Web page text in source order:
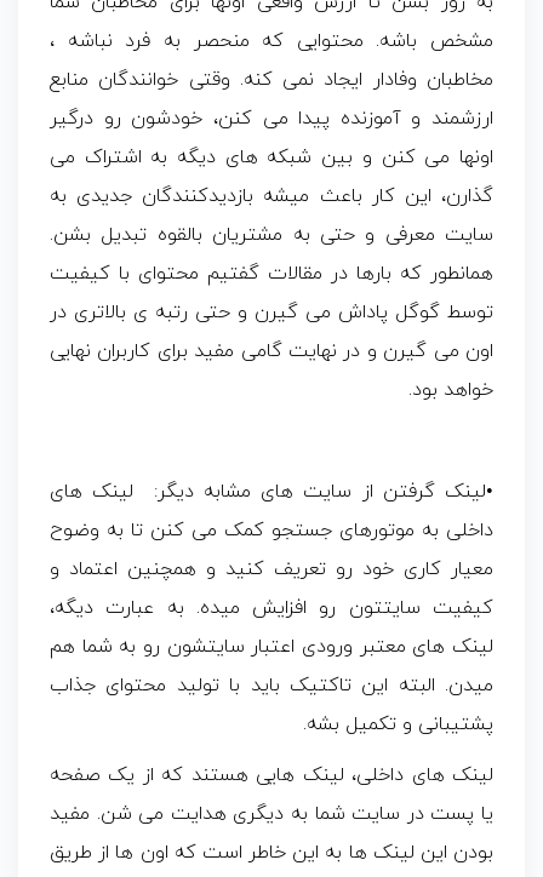
مشخص باشه. محتوایی که منحصر به فرد نباشه ،
مخاطبان وفادار ایجاد نمی کنه. وقتی خوانندگان منابع
ارزشمند و آموزنده پیدا می کنن، خودشون رو درگیر
اونها می کنن و بین شبکه های دیگه به اشتراک می
گذارن، این کار باعث میشه بازدیدکنندگان جدیدی به
سایت معرفی و حتی به مشتریان بالقوه تبدیل بشن.
همانطور که بارها در مقالات گفتیم محتوای با کیفیت
توسط گوگل پاداش می گیرن و حتی رتبه ی بالاتری در
اون می گیرن و در نهایت گامی مفید برای کاربران نهایی
خواهد بود.
•لینک گرفتن از سایت های مشابه دیگر: لینک های
داخلی به موتورهای جستجو کمک می کنن تا به وضوح
معیار کاری خود رو تعریف کنید و همچنین اعتماد و
کیفیت سایتتون رو افزایش میده. به عبارت دیگه،
لینک های معتبر ورودی اعتبار سایتشون رو به شما هم
میدن. البته این تاکتیک باید با تولید محتوای جذاب
پشتیبانی و تکمیل بشه.
لینک های داخلی، لینک هایی هستند که از یک صفحه
یا پست در سایت شما به دیگری هدایت می شن. مفید
بودن این لینک ها به این خاطر است که اون ها از طریق